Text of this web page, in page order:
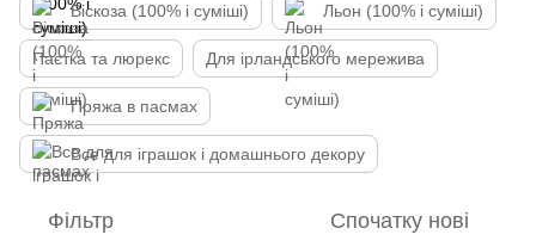
Віскоза (100% і суміші) Льон (100% і суміші)
Паєтка та люрекс Для ірландського мережива
Пряжа в пасмах
Все для іграшок і домашнього декору
Фільтр Спочатку нові